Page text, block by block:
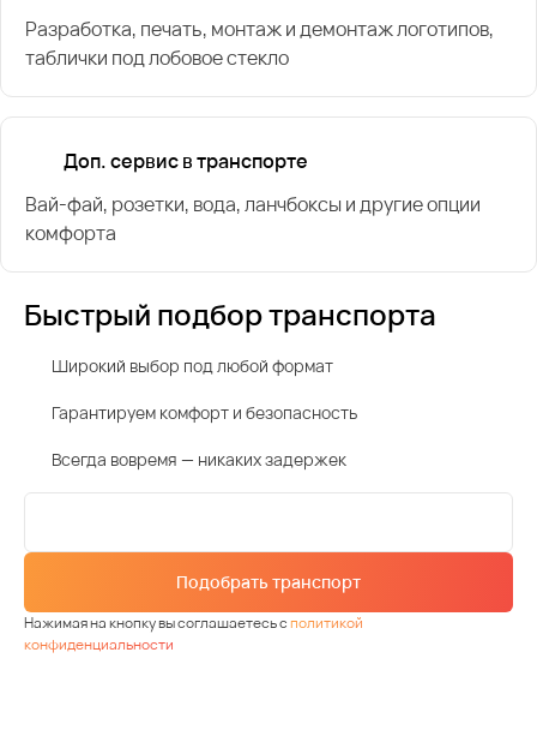
Разработка, печать, монтаж и демонтаж логотипов,
таблички под лобовое стекло
Доп. сервис в транспорте
Вай-фай, розетки, вода, ланчбоксы и другие опции
комфорта
Быстрый подбор транспорта
Широкий выбор под любой формат
Гарантируем комфорт и безопасность
Всегда вовремя — никаких задержек
Подобрать транспорт
Нажимая на кнопку вы соглашаетесь сполитикой
конфиденциальности